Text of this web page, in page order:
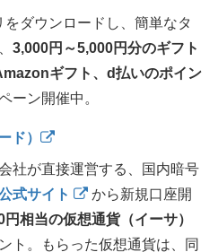
をダウンロードし、簡単なタ
3,000円～5,000円分のギフト
ギフト、d払いのポイン
ーン開催中。
ド）
社が直接運営する、国内暗号
式サイト
から新規口座開
円相当の仮想通貨（イーサ）
ト。もらった仮想通貨は、同